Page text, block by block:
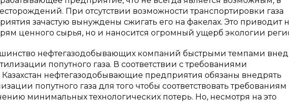
При отсутствии возможности транспортировки газа
зачастую вынуждены сжигать его на факелах. Это приводит
ценного сырья, но и наносится огромный ущерб экологии
нефтегазодобывающих компаний быстрыми темпами
попутного газа. В соответствии с требованиями
Казахстан нефтегазодобывающие предприятия обязаны внедрять
попутного газа для того чтобы соответствовать требованиям
минимальных технологических потерь. Но, несмотря на это